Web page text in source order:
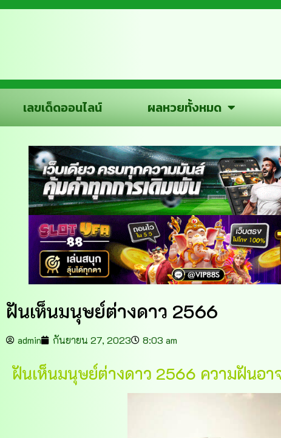
เลขเด็ดออนไลน์ ผลหวยทั้งหมด
ฝันเห็นมนุษย์ต่างดาว 2566
admin กันยายน 27, 2023 8:03 am
ฝันเห็นมนุษย์ต่างดาว 2566 ความฝันอา